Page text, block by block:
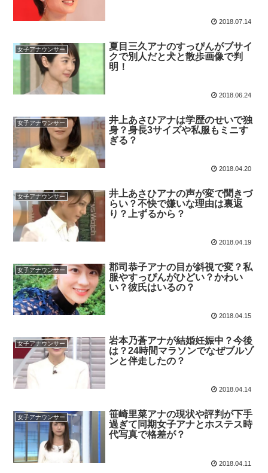
2018.07.14
女子アナウンサー
夏目三久アナのすっぴんがブサイ
クで別人だと犬と散歩画像で判
明！
2018.06.24
女子アナウンサー
井上あさひアナは学歴のせいで独
身？身長3サイズや私服もミニす
ぎる？
2018.04.20
女子アナウンサー
井上あさひアナの声が変で聞きづ
らい？不快で嫌いな理由は裏返
り？上ずるから？
2018.04.19
女子アナウンサー
郡司恭子アナの目が斜視で変？私
服やすっぴんがひどい？かわい
い？彼氏はいるの？
2018.04.15
女子アナウンサー
岩本乃蒼アナが結婚妊娠中？今後
は？24時間マラソンでなぜブルゾ
ンと伴走したの？
2018.04.14
女子アナウンサー
笹崎里菜アナの現状や評判が下手
過ぎて同期女子アナとホステス時
代写真で格差が？
2018.04.11